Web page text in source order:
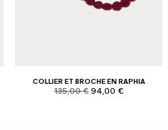
COLLIER ET BROCHE EN RAPHIA
product.price.original
135,00 € product.price.sale
94,00 €